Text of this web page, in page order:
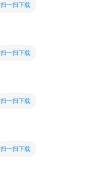
扫一扫下载
扫一扫下载
扫一扫下载
扫一扫下载